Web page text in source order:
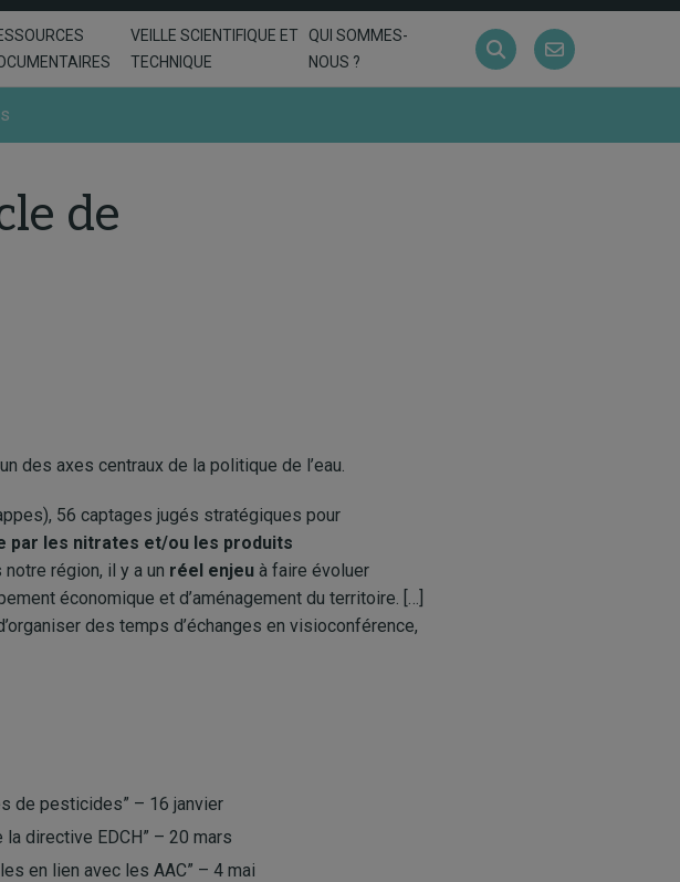
VEILLE SCIENTIFIQUE ET
TECHNIQUE
QUI SOMMES-
NOUS ?
de
des axes centraux de la politique de l’eau.
56 captages jugés stratégiques pour
par les nitrates et/ou les produits
région, il y a un réel enjeu à faire évoluer
économique et d’aménagement du territoire. […]
des temps d’échanges en visioconférence,
de pesticides” – 16 janvier
directive EDCH” – 20 mars
en lien avec les AAC” – 4 mai